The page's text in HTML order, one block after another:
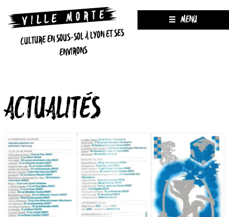
CULTURE EN SOUS-SOL À LYON ET SES
ENVIRONS
MENU
ACTUALITÉS